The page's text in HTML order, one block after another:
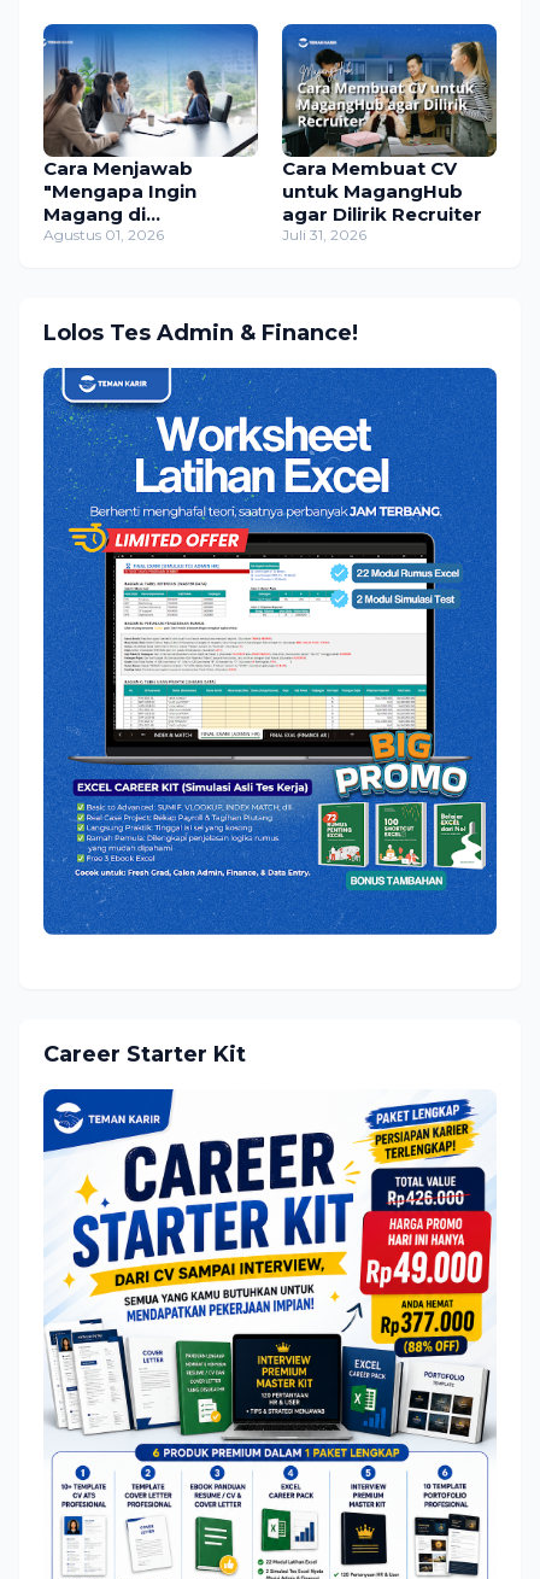
Cara Menjawab
"Mengapa Ingin
Magang di
Perusahaan Ini?" (+
Agustus 01, 2026
Cara Membuat CV
untuk MagangHub
agar Dilirik Recruiter
Juli 31, 2026
Lolos Tes Admin & Finance!
Career Starter Kit